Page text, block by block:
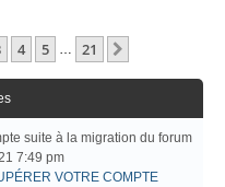
4 5 … 21
suite à la migration du forum
7:49 pm
VOTRE COMPTE